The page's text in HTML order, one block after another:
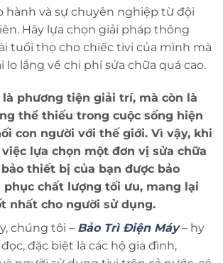
hành và sự chuyên nghiệp từ đội
Hãy lựa chọn giải pháp thông
tuổi thọ cho chiếc tivi của mình mà
lo lắng về chi phí sửa chữa quá cao.
phương tiện giải trí, mà còn là
thể thiếu trong cuộc sống hiện
con người với thế giới. Vì vậy, khi
lựa chọn một đơn vị sửa chữa
thiết bị của bạn được bảo
phục chất lượng tối ưu, mang lại
nhất cho người sử dụng.
chúng tôi – Bảo Trì Điện Máy– hy
đặc biệt là các hộ gia đình,